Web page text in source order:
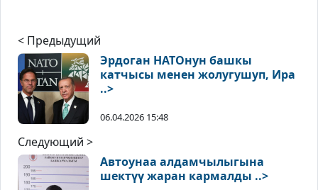
< Предыдущий
Эрдоган НАТОнун башкы
катчысы менен жолугушуп, Ира
..>
06.04.2026 15:48
Следующий >
Автоунаа алдамчылыгына
шектүү жаран кармалды ..>